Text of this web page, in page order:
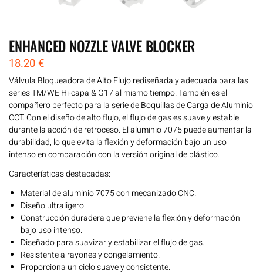
ENHANCED NOZZLE VALVE BLOCKER
18.20€
Válvula Bloqueadora de Alto Flujo rediseñada y adecuada para las
series TM/WE Hi-capa & G17 al mismo tiempo. También es el
compañero perfecto para la serie de Boquillas de Carga de Aluminio
CCT. Con el diseño de alto flujo, el flujo de gas es suave y estable
durante la acción de retroceso. El aluminio 7075 puede aumentar la
durabilidad, lo que evita la flexión y deformación bajo un uso
intenso en comparación con la versión original de plástico.
Características destacadas:
Material de aluminio 7075 con mecanizado CNC.
Diseño ultraligero.
Construcción duradera que previene la flexión y deformación
bajo uso intenso.
Diseñado para suavizar y estabilizar el flujo de gas.
Resistente a rayones y congelamiento.
Proporciona un ciclo suave y consistente.